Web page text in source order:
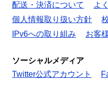
配送・決済について
よ
個人情報取り扱い方針
IPv6への取り組み
お客
ソーシャルメディア
Twitter公式アカウント